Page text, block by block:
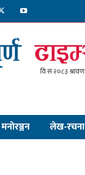
मनाेरञ्जन लेख-रचना